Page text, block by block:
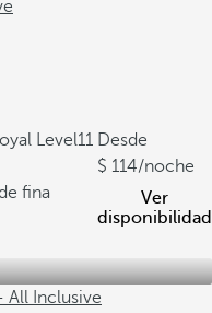
Level11
fina
Desde
114/noche
Ver
disponibilidad
All Inclusive